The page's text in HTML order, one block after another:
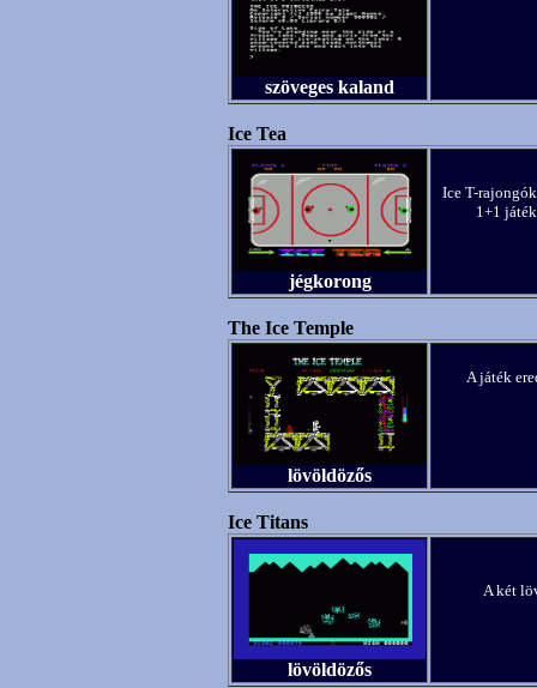
szöveges kaland
Ice Tea
jégkorong
Ice T-
1+1
The Ice Temple
lövöldözős
A játék
Ice Titans
lövöldözős
A két